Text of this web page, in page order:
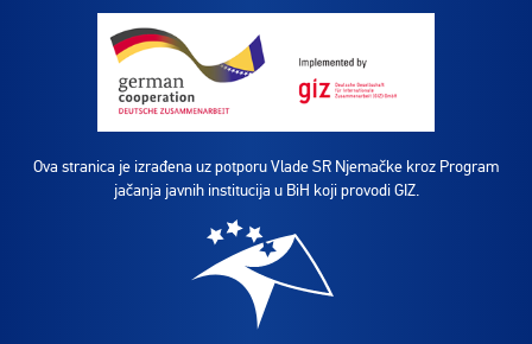
Ova stranica je izrađena uz potporu Vlade SR Njemačke kroz Program
jačanja javnih institucija u BiH koji provodi GIZ.